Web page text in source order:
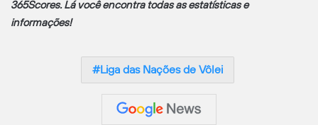
365Scores. Lá você encontra todas as estatísticas e
informações!
Liga das Nações de Vôlei